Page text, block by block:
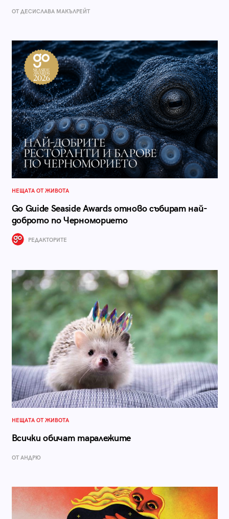
ОТ ДЕСИСЛАВА МАКЪЛРЕЙТ
НЕЩАТА ОТ ЖИВОТА
Go Guide Seaside Awards отново събират най-
доброто по Черноморието
РЕДАКТОРИТЕ
НЕЩАТА ОТ ЖИВОТА
Всички обичат таралежите
ОТ АНДРЮ